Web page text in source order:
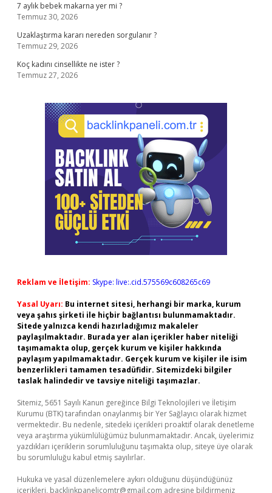
7 aylık bebek makarna yer mi ?
Temmuz 30, 2026
Uzaklaştırma kararı nereden sorgulanır ?
Temmuz 29, 2026
Koç kadını cinsellikte ne ister ?
Temmuz 27, 2026
Reklam ve İletişim: Skype: live:.cid.575569c608265c69
Yasal Uyarı: Bu internet sitesi, herhangi bir marka, kurum
veya şahıs şirketi ile hiçbir bağlantısı bulunmamaktadır.
Sitede yalnızca kendi hazırladığımız makaleler
paylaşılmaktadır. Burada yer alan içerikler haber niteliği
taşımamakta olup, gerçek kurum ve kişiler hakkında
paylaşım yapılmamaktadır. Gerçek kurum ve kişiler ile isim
benzerlikleri tamamen tesadüfidir. Sitemizdeki bilgiler
taslak halindedir ve tavsiye niteliği taşımazlar.
Sitemiz, 5651 Sayılı Kanun gereğince Bilgi Teknolojileri ve İletişim
Kurumu (BTK) tarafından onaylanmış bir Yer Sağlayıcı olarak hizmet
vermektedir. Bu nedenle, sitedeki içerikleri proaktif olarak denetleme
veya araştırma yükümlülüğümüz bulunmamaktadır. Ancak, üyelerimiz
yazdıkları içeriklerin sorumluluğunu taşımakta olup, siteye üye olarak
bu sorumluluğu kabul etmiş sayılırlar.
Hukuka ve yasal düzenlemelere aykırı olduğunu düşündüğünüz
içerikleri, backlinkpanelicomtr@gmail.com adresine bildirmeniz